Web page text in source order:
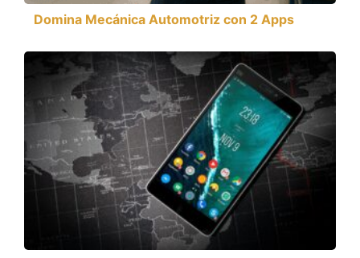
Domina Mecánica Automotriz con 2 Apps